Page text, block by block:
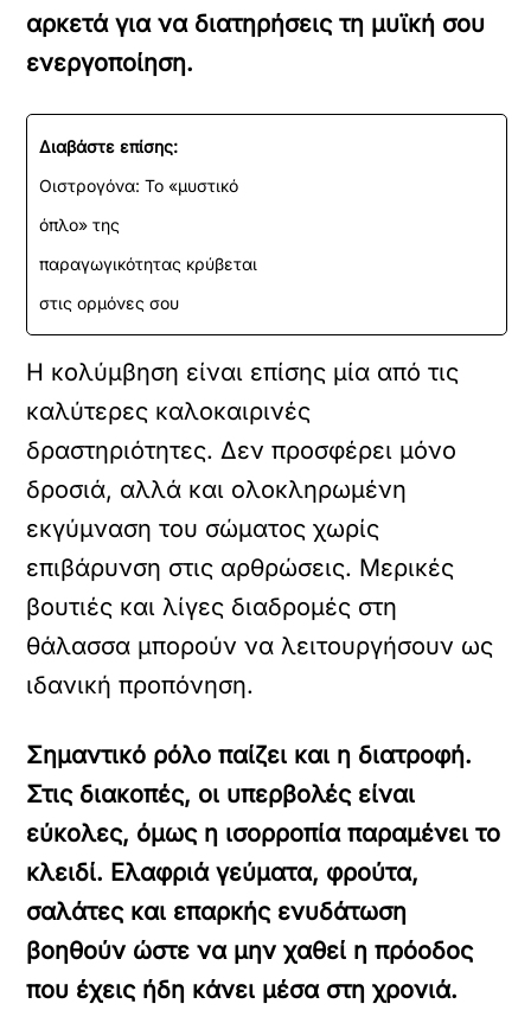
αρκετά για να διατηρήσεις τη μυϊκή σου
ενεργοποίηση.
Διαβάστε επίσης:
Οιστρογόνα: Το «μυστικό
όπλο» της
παραγωγικότητας κρύβεται
στις ορμόνες σου
Η κολύμβηση είναι επίσης μία από τις
καλύτερες καλοκαιρινές
δραστηριότητες. Δεν προσφέρει μόνο
δροσιά, αλλά και ολοκληρωμένη
εκγύμναση του σώματος χωρίς
επιβάρυνση στις αρθρώσεις. Μερικές
βουτιές και λίγες διαδρομές στη
θάλασσα μπορούν να λειτουργήσουν ως
ιδανική προπόνηση.
Σημαντικό ρόλο παίζει και η διατροφή.
Στις διακοπές, οι υπερβολές είναι
εύκολες, όμως η ισορροπία παραμένει το
κλειδί. Ελαφριά γεύματα, φρούτα,
σαλάτες και επαρκής ενυδάτωση
βοηθούν ώστε να μην χαθεί η πρόοδος
που έχεις ήδη κάνει μέσα στη χρονιά.